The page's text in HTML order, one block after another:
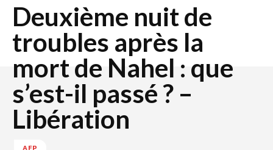
Deuxième nuit de
troubles après la
mort de Nahel : que
s’est-il passé ? –
Libération
AFP